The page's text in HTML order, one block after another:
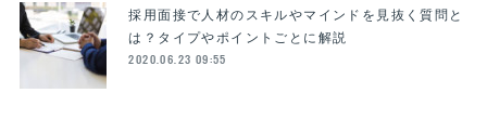
採用面接で人材のスキルやマインドを見抜く質問と
は？タイプやポイントごとに解説
2020.06.23 09:55